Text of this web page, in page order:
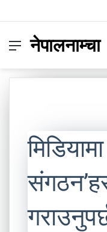
Menu
नेपालनाम्चा